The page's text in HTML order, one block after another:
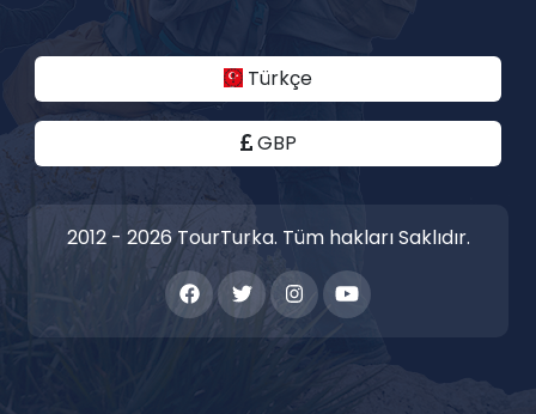
Türkçe
GBP
2012 - 2026 TourTurka. Tüm hakları Saklıdır.